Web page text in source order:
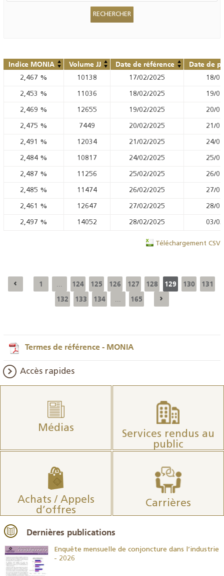
Indice MONIA Volume JJ Date de référence Date de
2,467 % 10138 17/02/2025 18/
2,453 % 11036 18/02/2025 19/
2,469 % 12655 19/02/2025 20/
2,475 % 7449 20/02/2025 21/
2,491 % 12034 21/02/2025 24/
2,484 % 10817 24/02/2025 25/
2,487 % 11256 25/02/2025 26/
2,485 % 11474 26/02/2025 27/
2,461 % 12647 27/02/2025 28/
2,497 % 14052 28/02/2025 03/
Téléchargement CSV
1 124 125 126 127 128 129 130
131
132
133 134 165
Termes de référence - MONIA
Accès rapides
Médias
Services rendus au
public
Achats / Appels
d’offres
Carrières
Dernières publications
Enquête mensuelle de conjoncture dans l’industrie
- 2026